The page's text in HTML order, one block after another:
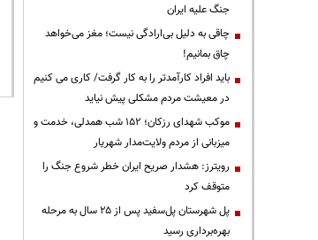
جنگ علیه ایران
چاقی به دلیل بی‌ارادگی نیست؛ مغز می‌خواهد
چاق بمانیم!
باید افراد کارآمدتر را به کار گرفت/ کاری می کنیم
در معیشت مردم مشکلی پیش نیاید
موکب شهدای رزکان؛ ۱۵۲ شب همدلی، خدمت و
میزبانی از مردم ولایت‌مدار شهریار
رویترز: هشدار صریح ایران خطر شروع جنگ را
متوقف کرد
پل شهرستان پل‌سفید پس از ۲۵ سال به مرحله
بهره‌برداری رسید